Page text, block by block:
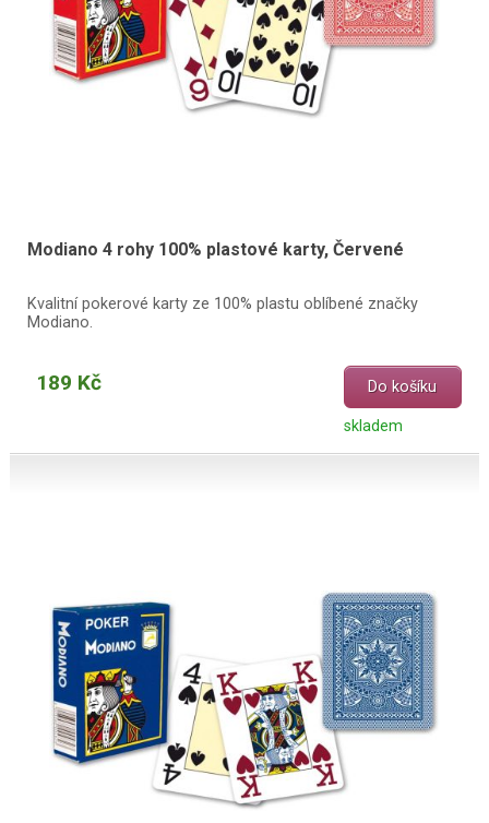
Modiano 4 rohy 100% plastové karty, Červené
Kvalitní pokerové karty ze 100% plastu oblíbené značky
Modiano.
189 Kč Do košíku
skladem